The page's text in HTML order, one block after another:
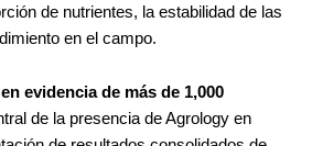
de nutrientes, la estabilidad de las
en el campo.
evidencia de más de 1,000
de la presencia de Agrology en